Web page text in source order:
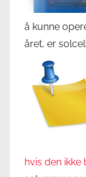
å kunne
året, er
hvis den ikke